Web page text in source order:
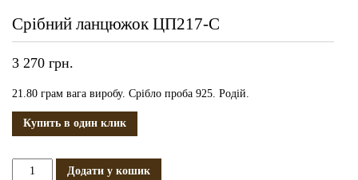
Срібний ланцюжок ЦП217-С
3 270 грн.
21.80 грам вага виробу. Срібло проба 925. Родій.
Купить в один клик
Срібний
Додати у кошик